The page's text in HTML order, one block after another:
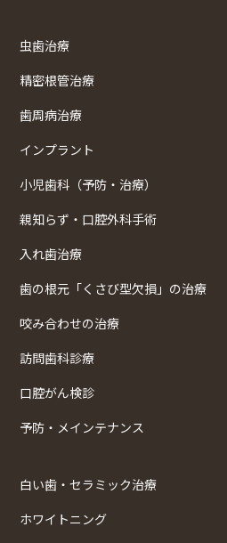
虫歯治療
精密根管治療
歯周病治療
インプラント
小児歯科（予防・治療）
親知らず・口腔外科手術
入れ歯治療
歯の根元「くさび型欠損」の治療
咬み合わせの治療
訪問歯科診療
口腔がん検診
予防・メインテナンス
白い歯・セラミック治療
ホワイトニング